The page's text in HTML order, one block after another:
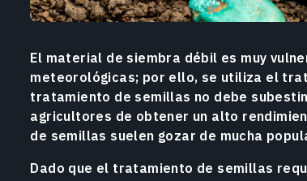
El material de siembra débil es muy
meteorológicas; por ello, se utiliza el
tratamiento de semillas no debe
agricultores de obtener un alto
de semillas suelen gozar de mucha
Dado que el tratamiento de semillas